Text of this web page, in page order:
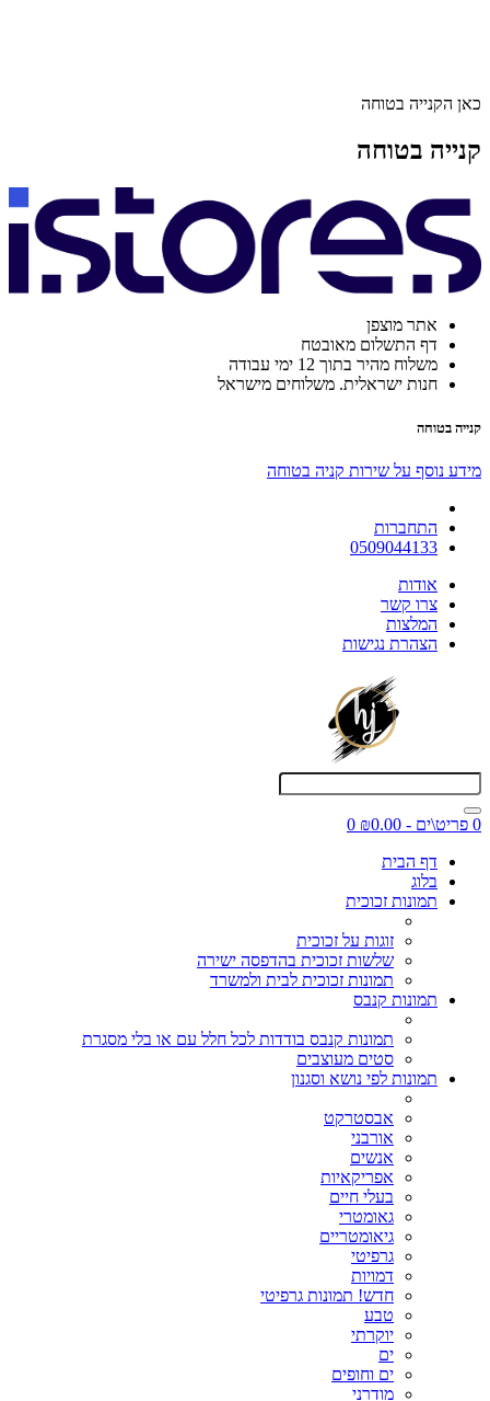
כאן הקנייה בטוחה
קנייה בטוחה
אתר מוצפן
דף התשלום מאובטח
משלוח מהיר בתוך 12 ימי עבודה
חנות ישראלית. משלוחים מישראל
קנייה בטוחה
מידע נוסף על שירות קניה בטוחה
התחברות
0509044133
אודות
צרו קשר
המלצות
הצהרת נגישות
0 פריט\ים - ₪0.00
0
דף הבית
בלוג
תמונות זכוכית
זוגות על זכוכית
שלשות זכוכית בהדפסה ישירה
תמונות זכוכית לבית ולמשרד
תמונות קנבס
תמונות קנבס בודדות לכל חלל עם או בלי מסגרת
סטים מעוצבים
תמונות לפי נושא וסגנון
אבסטרקט
אורבני
אנשים
אפריקאיות
בעלי חיים
גאומטרי
גיאומטריים
גרפיטי
דמויות
חדש! תמונות גרפיטי
טבע
יוקרתי
ים
ים וחופים
מודרני